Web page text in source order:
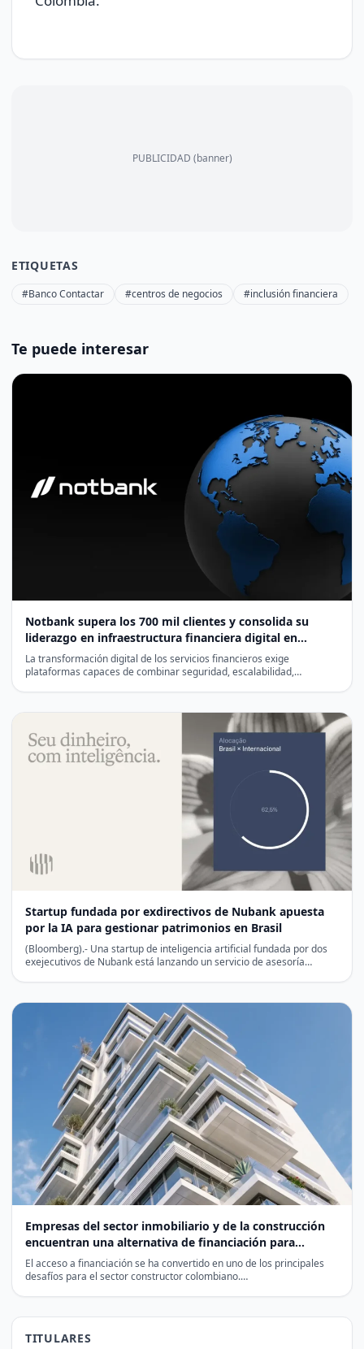
PUBLICIDAD (banner)
ETIQUETAS
#Banco Contactar #centros de negocios #inclusión financiera
Te puede interesar
Notbank supera los 700 mil clientes y consolida su
liderazgo en infraestructura financiera digital en
Latinoamérica
La transformación digital de los servicios financieros exige
plataformas capaces de combinar seguridad, escalabilidad,
Startup fundada por exdirectivos de Nubank apuesta
por la IA para gestionar patrimonios en Brasil
(Bloomberg).- Una startup de inteligencia artificial fundada por dos
exejecutivos de Nubank está lanzando un servicio de asesoría…
Empresas del sector inmobiliario y de la construcción
encuentran una alternativa de financiación para
impulsar su actividad
El acceso a financiación se ha convertido en uno de los principales
desafíos para el sector constructor colombiano.…
TITULARES